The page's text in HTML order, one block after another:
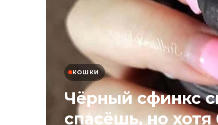
КОШКИ
Чёрный сфинкс
спасёшь, но